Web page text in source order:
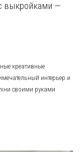
выкройками —
креативные
интерьер и
своими руками